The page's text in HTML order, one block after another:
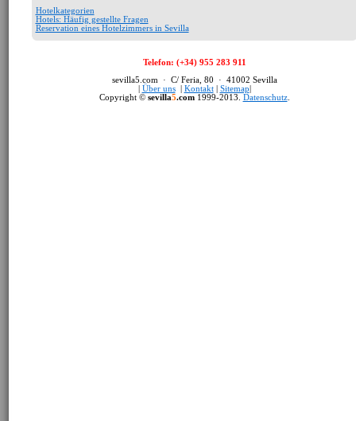
Hotelkategorien
Hotels: Häufig gestellte Fragen
Reservation eines Hotelzimmers in Sevilla
Telefon: (+34) 955 283 911
sevilla5.com · C/ Feria, 80 · 41002 Sevilla
Über uns| Kontakt| Sitemap
Copyright © sevilla5.com1999-2013. Datenschutz.